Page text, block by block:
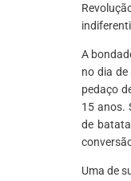
A
no dia
pedaço
15 anos.
de
Uma de